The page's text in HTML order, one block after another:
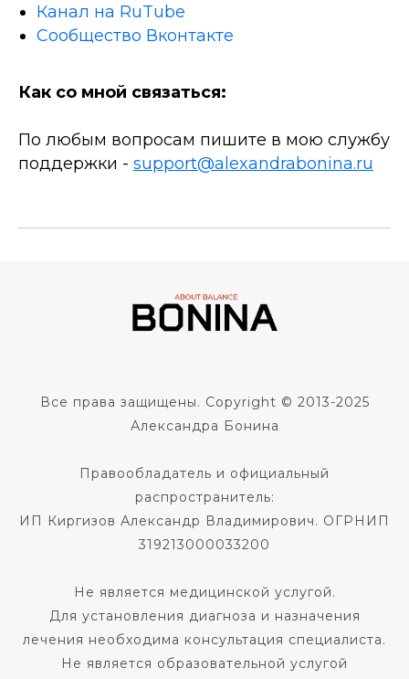
Канал на RuTube
Сообщество Вконтакте
Как со мной связаться:
По любым вопросам пишите в мою службу
поддержки - support@alexandrabonina.ru
Все права защищены. Copyright © 2013-2025
Александра Бонина
Правообладатель и официальный
распространитель:
ИП Киргизов Александр Владимирович. ОГРНИП
319213000033200
Не является медицинской услугой.
Для установления диагноза и назначения
лечения необходима консультация специалиста.
Не является образовательной услугой